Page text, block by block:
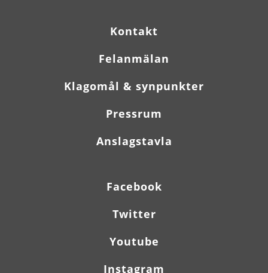
Kontakt
Felanmälan
Klagomål & synpunkter
Pressrum
Anslagstavla
Facebook
Twitter
Youtube
Instagram